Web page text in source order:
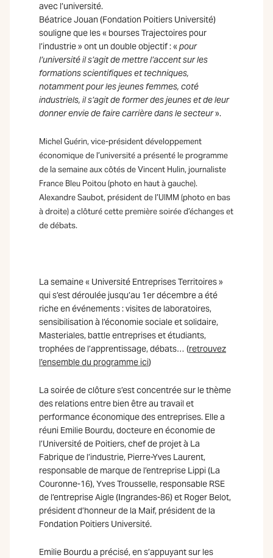
avec l’université.
Béatrice Jouan (Fondation Poitiers Université)
souligne que les « bourses Trajectoires pour
l’industrie » ont un double objectif : «pour
l’université il s’agit de mettre l’accent sur les
formations scientifiques et techniques,
notamment pour les jeunes femmes, coté
industriels, il s’agit de former des jeunes et de leur
donner envie de faire carrière dans le secteur».
Michel Guérin, vice-président développement
économique de l’université a présenté le programme
de la semaine aux côtés de Vincent Hulin, journaliste
France Bleu Poitou (photo en haut à gauche).
Alexandre Saubot, président de l’UIMM (photo en bas
à droite) a clôturé cette première soirée d’échanges et
de débats.
La semaine « Université Entreprises Territoires »
qui s’est déroulée jusqu’au 1er décembre a été
riche en événements : visites de laboratoires,
sensibilisation à l’économie sociale et solidaire,
Masteriales, battle entreprises et étudiants,
trophées de l’apprentissage, débats… (retrouvez
l’ensemble du programme ici)
La soirée de clôture s’est concentrée sur le thème
des relations entre bien être au travail et
performance économique des entreprises. Elle a
réuni Emilie Bourdu, docteure en économie de
l’Université de Poitiers, chef de projet à La
Fabrique de l’industrie, Pierre-Yves Laurent,
responsable de marque de l’entreprise Lippi (La
Couronne-16), Yves Trousselle, responsable RSE
de l’entreprise Aigle (Ingrandes-86) et Roger Belot,
président d’honneur de la Maif, président de la
Fondation Poitiers Université.
Emilie Bourdu a précisé, en s’appuyant sur les